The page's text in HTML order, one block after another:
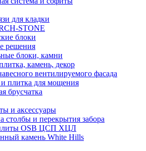
для кладки
STONE
блоки
решения
блоки, камни
камень, декор
вентилируемого фасада
и плитка для мощения
брусчатка
и аксессуары
столбы и перекрытия забора
OSB ЦСП ХЦЛ
камень White Hills